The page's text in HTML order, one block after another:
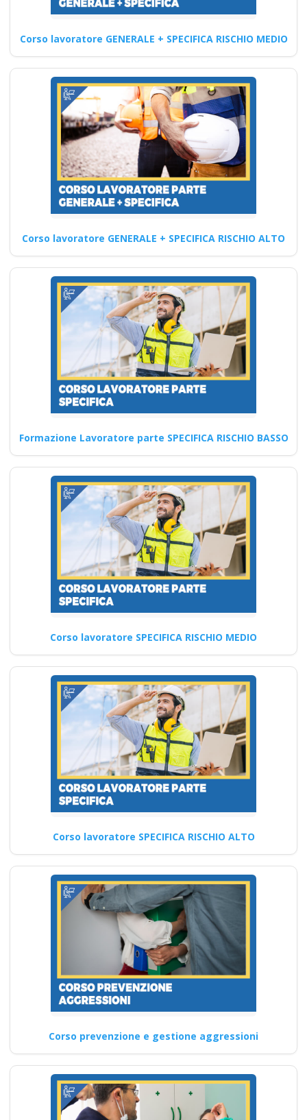
nuovo Accordo 2025
paprire un centro di
formazione ente
scuola bilaterale
associazione
Implementazione del D.lgs
81/2008: Corso Formativo per
RSPP Quali sono i vantaggi…
Continua
Corso avanzato per
addetti antincendio
medio rischio
Quali sono le strategie per
coinvolgere attivamente i
lavoratori nella prevenzione
dei…
Corso di Pratica
Sicura di Lavoro con
Gas e Sostanze
Infiammabili corso
formatore rspp
datore lavoratori
rischio basso medio
alto
lavoro del 2025: le ultime
informazioni Nuovo…
Continua
Corso lavoratore GENERALE + SPECIFICA RISCHIO MEDIO
Corso lavoratore GENERALE + SPECIFICA RISCHIO ALTO
Formazione Lavoratore parte SPECIFICA RISCHIO BASSO
Corso lavoratore SPECIFICA RISCHIO MEDIO
Corso lavoratore SPECIFICA RISCHIO ALTO
Corso prevenzione e gestione aggressioni